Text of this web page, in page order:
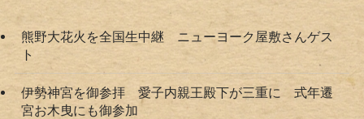
熊野大花火を全国生中継 ニューヨーク屋敷さんゲス
ト
伊勢神宮を御参拝 愛子内親王殿下が三重に 式年遷
宮お木曳にも御参加